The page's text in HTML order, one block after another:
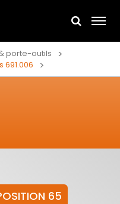
porte-outils
691.006
65